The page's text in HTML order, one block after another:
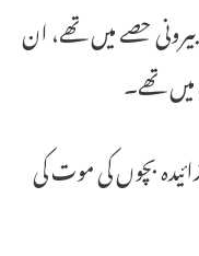
حصے میں تھے، ان
میں تھے۔
کہا، ’’اول ظہور میں 10 نوزائیدہ بچوں کی موت کی